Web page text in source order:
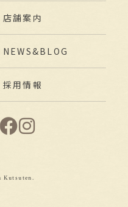
店舗案内
NEWS&BLOG
採用情報
Kutsuten.